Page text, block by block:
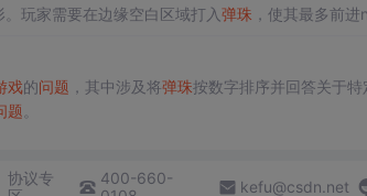
。玩家需要在边缘空白区域打入弹珠 ，使其最多前
戏的问题 ，其中涉及将弹珠按数字排序并回答关于特
题
协议专
400-660-
kefu@csdn.net